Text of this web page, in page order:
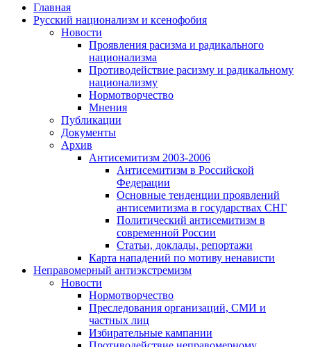
Главная
Русский национализм и ксенофобия
Новости
Проявления расизма и радикального
национализма
Противодействие расизму и радикальному
национализму
Нормотворчество
Мнения
Публикации
Документы
Архив
Антисемитизм 2003-2006
Антисемитизм в Российской
Федерации
Основные тенденции проявлений
антисемитизма в государствах СНГ
Политический антисемитизм в
современной России
Статьи, доклады, репортажи
Карта нападений по мотиву ненависти
Неправомерный антиэкстремизм
Новости
Нормотворчество
Преследования организаций, СМИ и
частных лиц
Избирательные кампании